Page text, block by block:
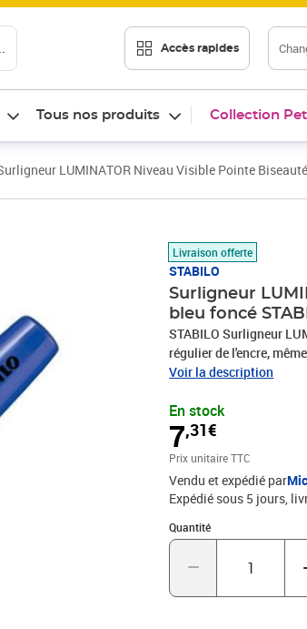
Accès rapides
Tous nos produits Collection
LUMINATOR Niveau Visible Pointe
Livraison offerte
STABILO
Surligneur
bleu foncé
STABILO Surligneur
régulier de l'encre,
structure balle de golf
mm à 5 mmencre à
photocopie et
ouvertjusqu’à 4 heures
Voir la description
En stock
7,31€
Prix 7,31€
Prix unitaire TTC
Vendu et expédié par
Expédié sous 5 jours
Quantité
Quantité : 1